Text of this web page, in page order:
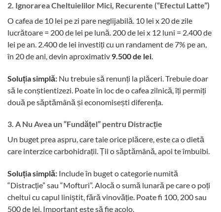
2. Ignorarea Cheltuielilor Mici, Recurente (“Efectul Latte”)
O cafea de 10 lei pe zi pare neglijabilă. 10 lei x 20 de zile
lucrătoare = 200 de lei pe lună. 200 de lei x 12 luni = 2.400 de
lei pe an. 2.400 de lei investiți cu un randament de 7% pe an,
în 20 de ani, devin aproximativ 9.500 de lei.
Soluția simplă: Nu trebuie să renunți la plăceri. Trebuie doar
să le conștientizezi. Poate în loc de o cafea zilnică, îți permiți
două pe săptămână și economisești diferența.
3. A Nu Avea un “Fundățel” pentru Distracție
Un buget prea aspru, care taie orice plăcere, este ca o dietă
care interzice carbohidrații. Ții o săptămână, apoi te îmbuibi.
Soluția simplă: Include în buget o categorie numită
“Distracție” sau “Mofturi”. Alocă o sumă lunară pe care o poți
cheltui cu capul liniștit, fără vinovăție. Poate fi 100, 200 sau
500 de lei. Important este să fie acolo.